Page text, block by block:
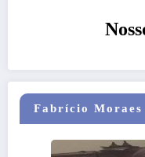
Fabrício Moraes